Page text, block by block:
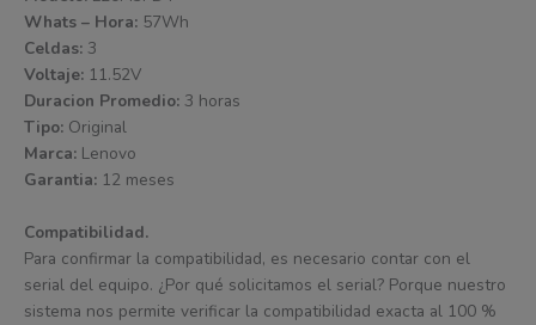
Whats – Hora: 57Wh
Celdas: 3
Voltaje: 11.52V
Duracion Promedio: 3 horas
Tipo: Original
Marca: Lenovo
Garantia: 12 meses
Compatibilidad.
Para confirmar la compatibilidad, es necesario contar con el
serial del equipo. ¿Por qué solicitamos el serial? Porque nuestro
sistema nos permite verificar la compatibilidad exacta al 100 %